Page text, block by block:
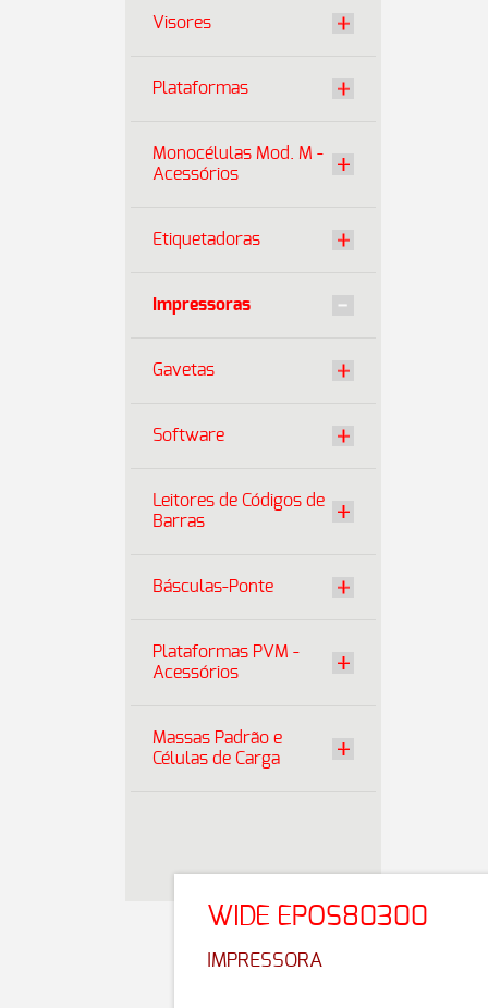
Visores
Plataformas
Monocélulas Mod. M -
Acessórios
Etiquetadoras
Impressoras
Gavetas
Software
Leitores de Códigos de
Barras
Básculas-Ponte
Plataformas PVM -
Acessórios
Massas Padrão e
Células de Carga
WIDE EPOS80300
IMPRESSORA